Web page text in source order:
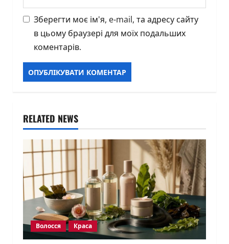
Зберегти моє ім'я, e-mail, та адресу сайту
в цьому браузері для моїх подальших
коментарів.
RELATED NEWS
Волосся Краса